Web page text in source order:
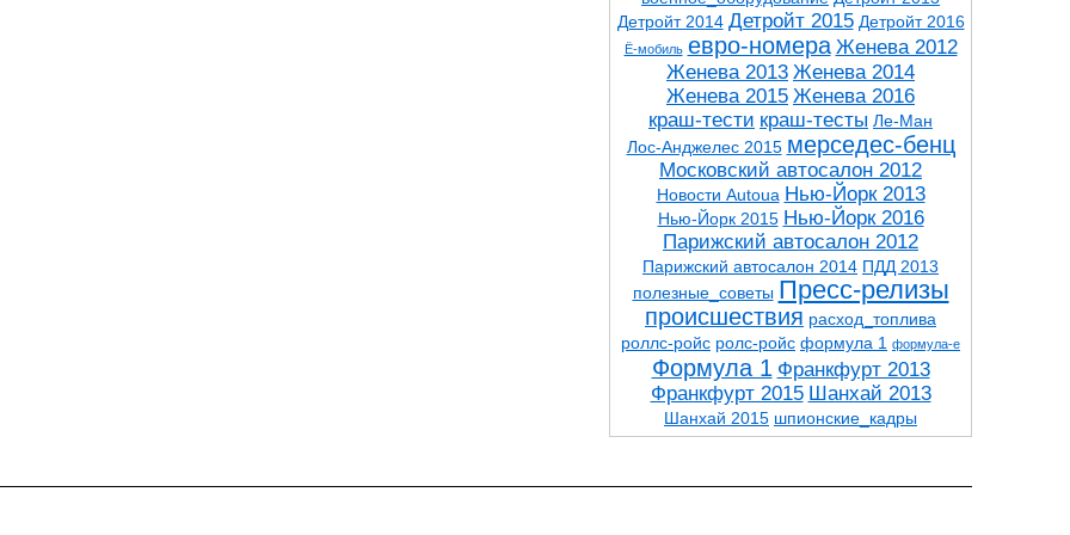
Детройт 2014 Детройт 2015 Детройт 2016
Ё-мобиль евро-номера Женева 2012
Женева 2013 Женева 2014
Женева 2015 Женева 2016
краш-тести краш-тесты Ле-Ман
Лос-Анджелес 2015 мерседес-бенц
Московский автосалон 2012
Новости Autoua Нью-Йорк 2013
Нью-Йорк 2015 Нью-Йорк 2016
Парижский автосалон 2012
Парижский автосалон 2014 ПДД 2013
полезные_советы Пресс-релизы
проиcшествия расход_топлива
роллс-ройс ролс-ройс формула 1 формула-е
Формула 1 Франкфурт 2013
Франкфурт 2015 Шанхай 2013
Шанхай 2015 шпионские_кадры